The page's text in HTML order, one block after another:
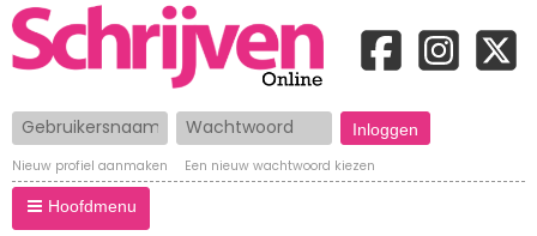
Gebruikersnaam Wachtwoord
Nieuw profiel aanmaken Een nieuw wachtwoord kiezen
Hoofdmenu